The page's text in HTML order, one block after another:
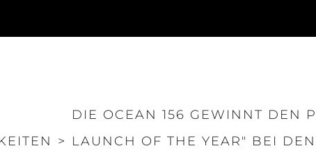
>
DIE OCEAN 156 GEWINNT DEN
LAUNCH OF THE YEAR" BEI